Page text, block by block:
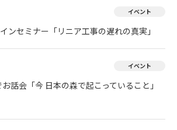
イベント
ンセミナー「リニア工事の遅れの真実」
イベント
話会「今 日本の森で起こっていること」